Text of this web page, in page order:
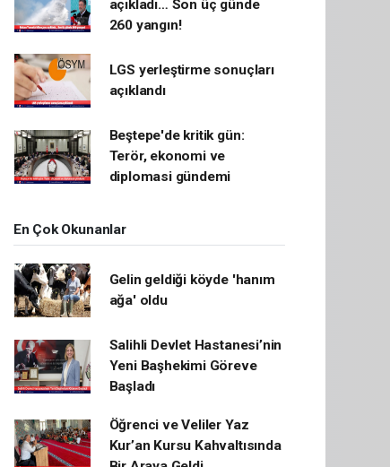
açıkladı… Son üç günde
260 yangın!
LGS yerleştirme sonuçları
açıklandı
Beştepe'de kritik gün:
Terör, ekonomi ve
diplomasi gündemi
En Çok Okunanlar
Gelin geldiği köyde 'hanım
ağa' oldu
Salihli Devlet Hastanesi’nin
Yeni Başhekimi Göreve
Başladı
Öğrenci ve Veliler Yaz
Kur’an Kursu Kahvaltısında